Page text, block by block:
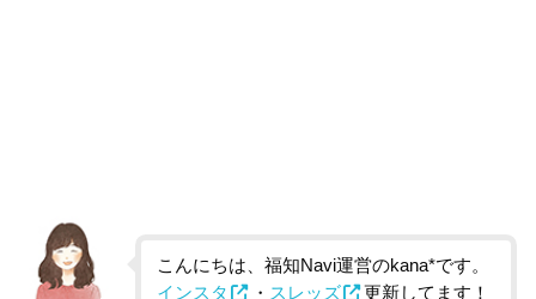
こんにちは、福知Navi運営のkana*です。
インスタ
・ スレッズ 更新してます！